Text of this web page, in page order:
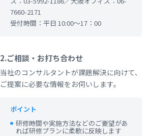
7660-2171
受付時間：平日 10:00～17：00
2.ご相談・お打ち合わせ
当社のコンサルタントが課題解決に向けて、
ご提案に必要な情報をお伺いします。
ポイント
研修時間や実施方法などのご要望があ
れば研修プランに柔軟に反映します